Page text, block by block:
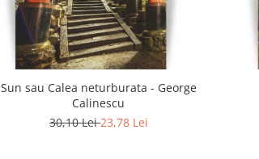
Sun sau Calea neturburata - George
Calinescu
30,10 Lei23,78 Lei